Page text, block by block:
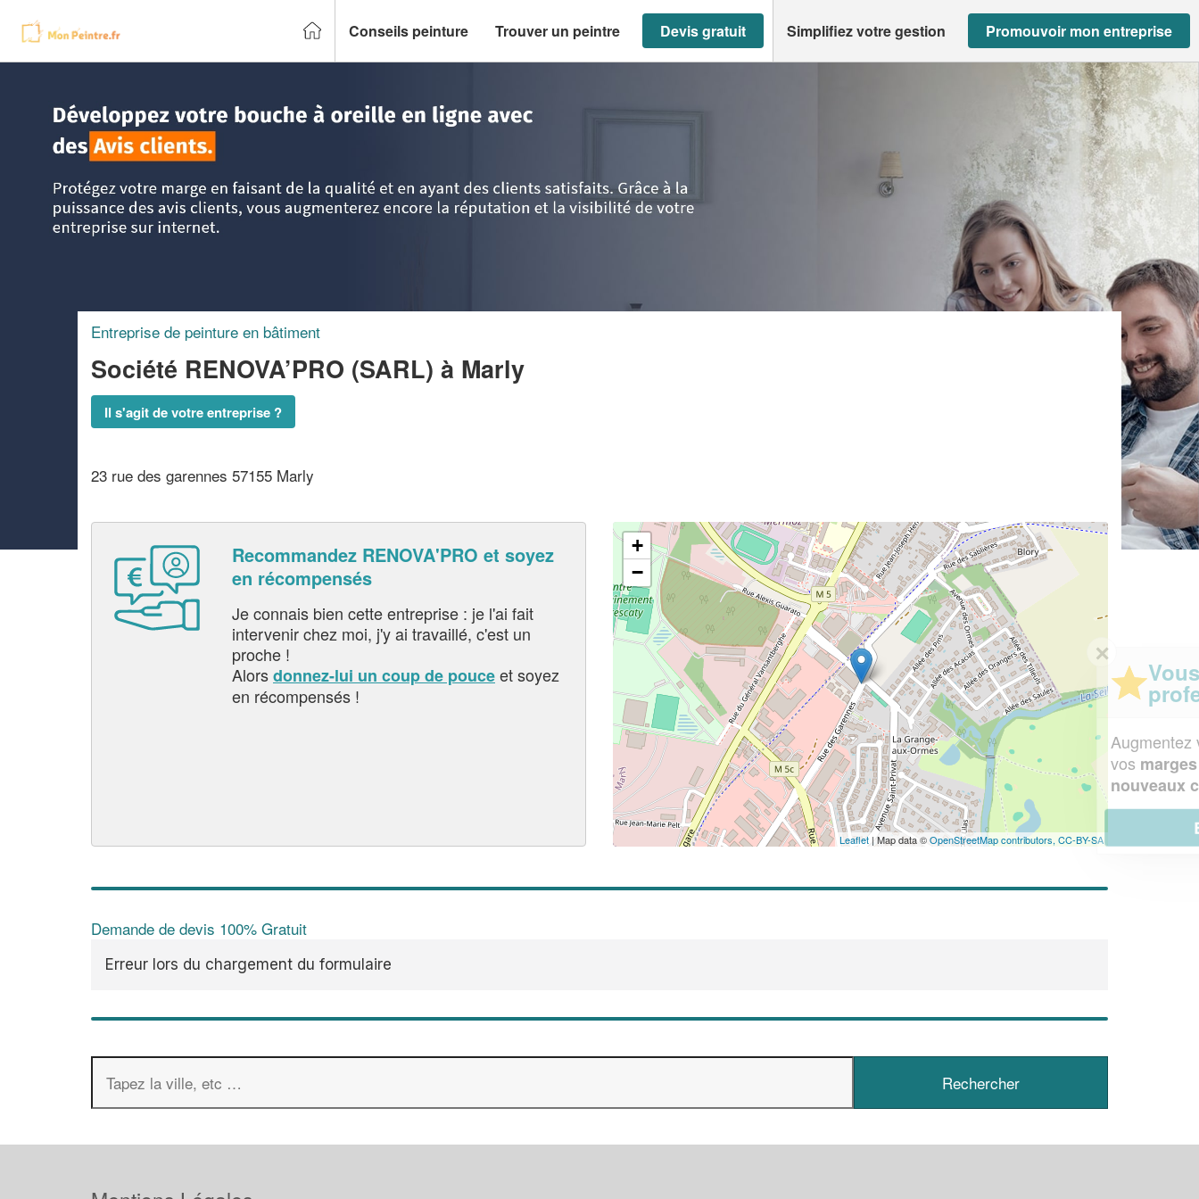
Conseils peinture Trouver un peintre Devis gratuit Simplifiez votre gestion Promouvoir mon entreprise
Entreprise de peinture en bâtiment
Société RENOVA’PRO (SARL) à Marly
Il s'agit de votre entreprise ?
23 rue des garennes 57155 Marly
Recommandez RENOVA'PRO et soyez
en récompensés
Je connais bien cette entreprise : je l'ai fait
intervenir chez moi, j'y ai travaillé, c'est un
proche !
Alorsdonnez-lui un coup de pouceet soyez
en récompensés !
+
−
Leaflet | Map data ©OpenStreetMap contributors, CC-BY-SA
Demande de devis 100% Gratuit
Erreur lors du chargement du formulaire
Vous êtes un
professionnel ?
Augmentez votre chiffre d'affaireset
vosmargestout en gagnant de
nouveaux clients
En savoir plus